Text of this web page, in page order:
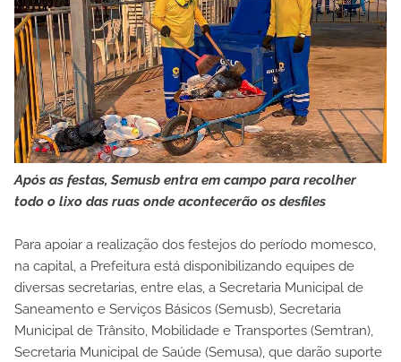
Após as festas, Semusb entra em campo para recolher
todo o lixo das ruas onde acontecerão os desfiles
Para apoiar a realização dos festejos do período momesco,
na capital, a Prefeitura está disponibilizando equipes de
diversas secretarias, entre elas, a Secretaria Municipal de
Saneamento e Serviços Básicos (Semusb), Secretaria
Municipal de Trânsito, Mobilidade e Transportes (Semtran),
Secretaria Municipal de Saúde (Semusa), que darão suporte